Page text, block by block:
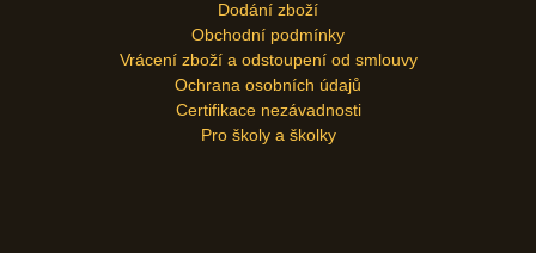
Dodání zboží
Obchodní podmínky
Vrácení zboží a odstoupení od smlouvy
Ochrana osobních údajů
Certifikace nezávadnosti
Pro školy a školky